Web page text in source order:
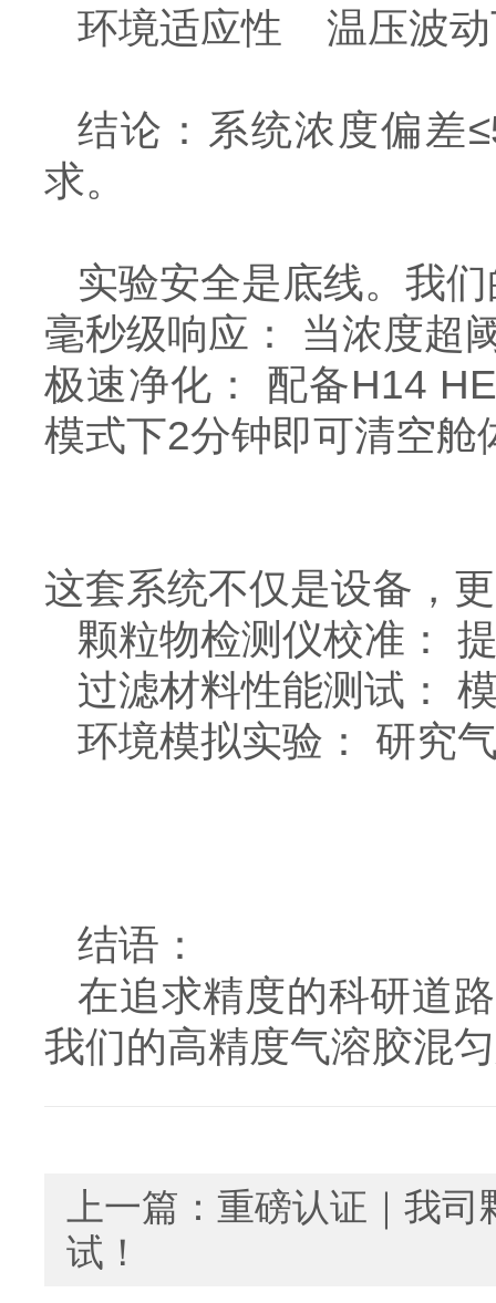
环境适应性 温压波
结论：系统浓度偏差
求。
实验安全是底线。我
毫秒级响应： 当浓度超
极速净化： 配备H14
模式下2分钟即可清空舱
这套系统不仅是设备，
颗粒物检测仪校准：
过滤材料性能测试：
环境模拟实验： 研究
结语：
在追求精度的科研道
我们的高精度气溶胶混
上一篇： 重磅认证｜我司
试！